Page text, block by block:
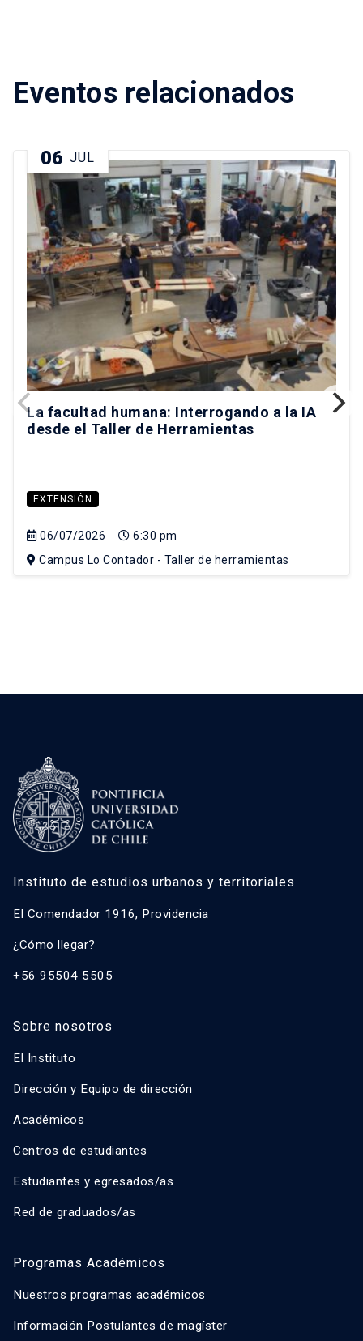
Eventos relacionados
06 JUL
La facultad humana: Interrogando a la IA
desde el Taller de Herramientas
EXTENSIÓN
06/07/2026
6:30 pm
Campus Lo Contador - Taller de herramientas
Instituto de estudios urbanos y territoriales
El Comendador 1916, Providencia
¿Cómo llegar?
+56 95504 5505
Sobre nosotros
El Instituto
Dirección y Equipo de dirección
Académicos
Centros de estudiantes
Estudiantes y egresados/as
Red de graduados/as
Programas Académicos
Nuestros programas académicos
Información Postulantes de magíster